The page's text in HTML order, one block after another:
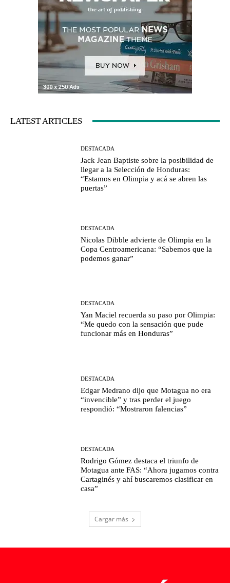
LATEST ARTICLES
DESTACADA
Jack Jean Baptiste sobre la posibilidad de
llegar a la Selección de Honduras:
“Estamos en Olimpia y acá se abren las
puertas”
DESTACADA
Nicolas Dibble advierte de Olimpia en la
Copa Centroamericana: “Sabemos que la
podemos ganar”
DESTACADA
Yan Maciel recuerda su paso por Olimpia:
“Me quedo con la sensación que pude
funcionar más en Honduras”
DESTACADA
Edgar Medrano dijo que Motagua no era
“invencible” y tras perder el juego
respondió: “Mostraron falencias”
DESTACADA
Rodrigo Gómez destaca el triunfo de
Motagua ante FAS: “Ahora jugamos contra
Cartaginés y ahí buscaremos clasificar en
casa”
Cargar más